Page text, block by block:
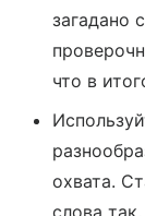
загадано
что в
охвата.